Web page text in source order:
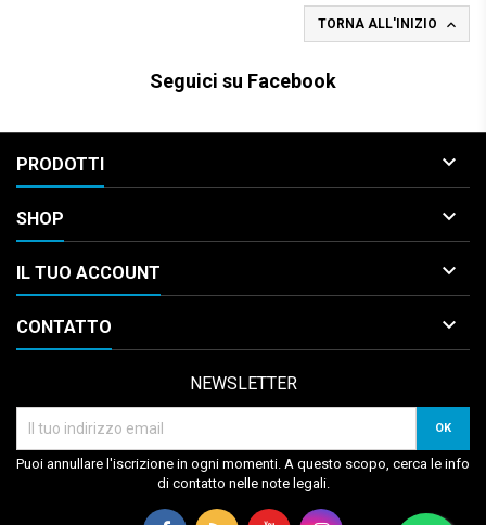
TORNA ALL'INIZIO 
Seguici su Facebook
PRODOTTI 
SHOP 
IL TUO ACCOUNT 
CONTATTO 
NEWSLETTER
Puoi annullare l'iscrizione in ogni momenti. A questo scopo, cerca le info
di contatto nelle note legali.